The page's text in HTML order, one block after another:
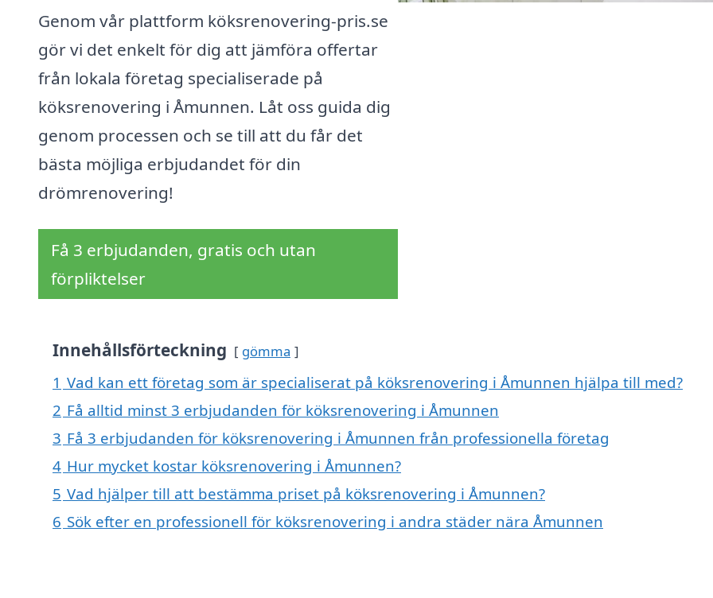
Genom vår plattform köksrenovering-pris.se
gör vi det enkelt för dig att jämföra offertar
från lokala företag specialiserade på
köksrenovering i Åmunnen. Låt oss guida dig
genom processen och se till att du får det
bästa möjliga erbjudandet för din
drömrenovering!
Få 3 erbjudanden, gratis och utan
förpliktelser
Innehållsförteckning gömma
1 Vad kan ett företag som är specialiserat på köksrenovering i Åmunnen hjälpa till med?
2 Få alltid minst 3 erbjudanden för köksrenovering i Åmunnen
3 Få 3 erbjudanden för köksrenovering i Åmunnen från professionella företag
4 Hur mycket kostar köksrenovering i Åmunnen?
5 Vad hjälper till att bestämma priset på köksrenovering i Åmunnen?
6 Sök efter en professionell för köksrenovering i andra städer nära Åmunnen